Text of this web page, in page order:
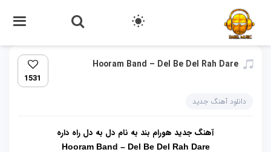
Hooram Band – Del Be Del Rah Dare
1531
دانلود آهنگ جدید
آهنگ جدید هورام بند به نام دل به دل راه داره
Hooram Band – Del Be Del Rah Dare